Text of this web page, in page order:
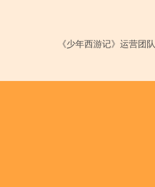
《少年西游记》运营团队